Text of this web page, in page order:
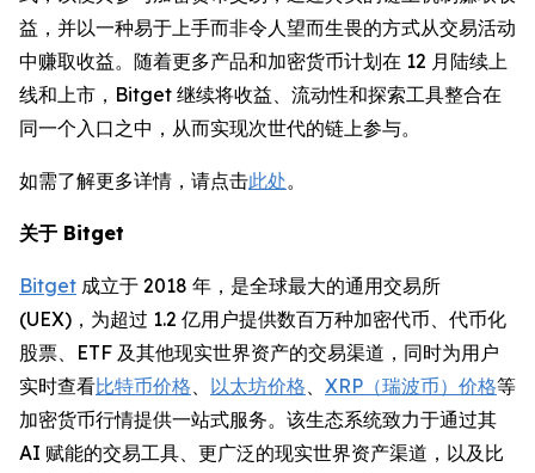
益，并以一种易于上手而非令人望而生畏的方式从交易活动
中赚取收益。随着更多产品和加密货币计划在 12 月陆续上
线和上市，Bitget 继续将收益、流动性和探索工具整合在
同一个入口之中，从而实现次世代的链上参与。
如需了解更多详情，请点击此处。
关于 Bitget
Bitget 成立于 2018 年，是全球最大的通用交易所
(UEX)，为超过 1.2 亿用户提供数百万种加密代币、代币化
股票、ETF 及其他现实世界资产的交易渠道，同时为用户
实时查看比特币价格、 以太坊价格、 XRP（瑞波币）价格等
加密货币行情提供一站式服务。该生态系统致力于通过其
AI 赋能的交易工具、更广泛的现实世界资产渠道，以及比